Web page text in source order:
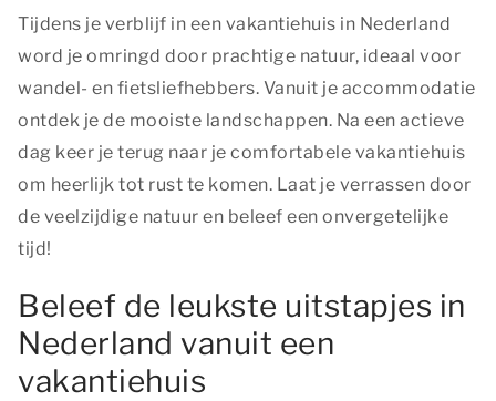
Tijdens je verblijf in een vakantiehuis in Nederland
word je omringd door prachtige natuur, ideaal voor
wandel- en fietsliefhebbers. Vanuit je accommodatie
ontdek je de mooiste landschappen. Na een actieve
dag keer je terug naar je comfortabele vakantiehuis
om heerlijk tot rust te komen. Laat je verrassen door
de veelzijdige natuur en beleef een onvergetelijke
tijd!
Beleef de leukste uitstapjes in
Nederland vanuit een
vakantiehuis